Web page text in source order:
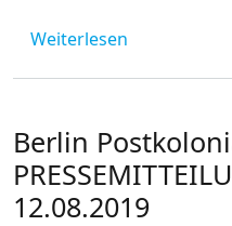
Weiterlesen
Berlin
12.08.2019